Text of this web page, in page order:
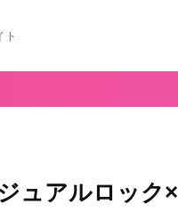
ト
ュアルロック×